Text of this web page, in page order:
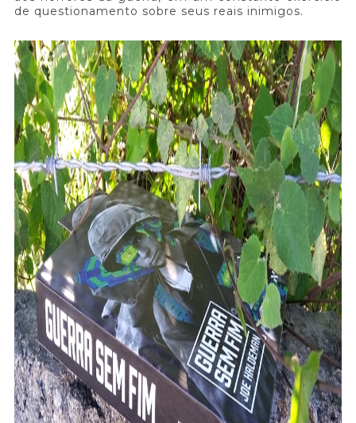
de questionamento sobre seus reais inimigos.